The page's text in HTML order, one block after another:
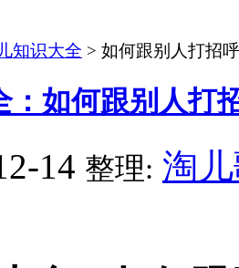
知识大全 > 如何跟别人打招呼
：如何跟别人打
14 整理: 淘